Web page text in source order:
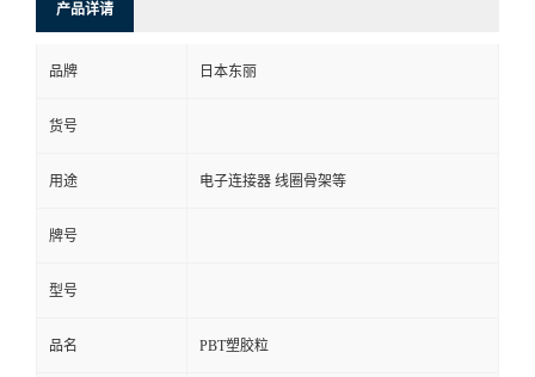
产品详请
品牌 日本东丽
货号
用途 电子连接器 线圈骨架等
牌号
型号
品名 PBT塑胶粒